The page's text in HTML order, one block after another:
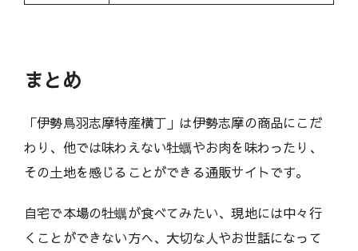
まとめ
「伊勢鳥羽志摩特産横丁」は伊勢志摩の商品にこだ
わり、他では味わえない牡蠣やお肉を味わったり、
その土地を感じることができる通販サイトです。
自宅で本場の牡蠣が食べてみたい、現地には中々行
くことができない方へ、大切な人やお世話になって